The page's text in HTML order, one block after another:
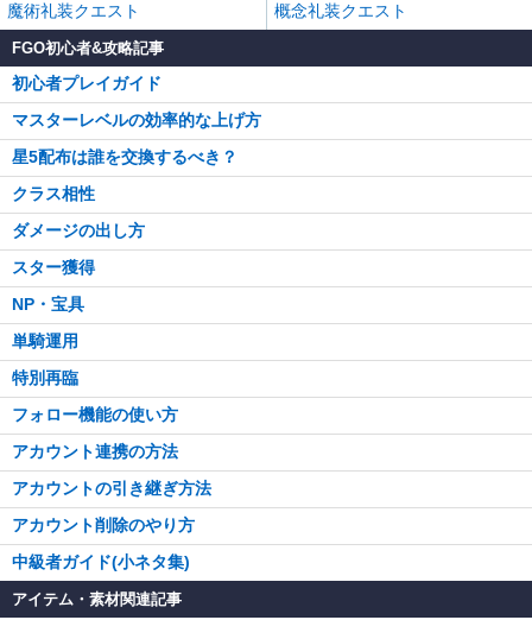
魔術礼装クエスト
概念礼装クエスト
FGO初心者&攻略記事
初心者プレイガイド
マスターレベルの効率的な上げ方
星5配布は誰を交換するべき？
クラス相性
ダメージの出し方
スター獲得
NP・宝具
単騎運用
特別再臨
フォロー機能の使い方
アカウント連携の方法
アカウントの引き継ぎ方法
アカウント削除のやり方
中級者ガイド(小ネタ集)
アイテム・素材関連記事